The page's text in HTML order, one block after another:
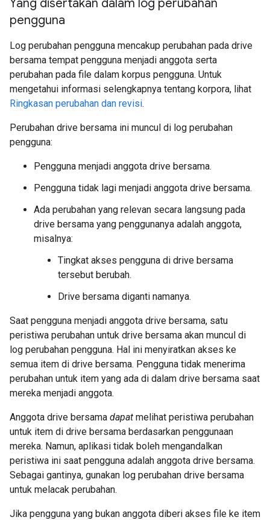
Yang disertakan dalam log perubahan
pengguna
Log perubahan pengguna mencakup perubahan pada drive
bersama tempat pengguna menjadi anggota serta
perubahan pada file dalam korpus pengguna. Untuk
mengetahui informasi selengkapnya tentang korpora, lihat
Ringkasan perubahan dan revisi.
Perubahan drive bersama ini muncul di log perubahan
pengguna:
Pengguna menjadi anggota drive bersama.
Pengguna tidak lagi menjadi anggota drive bersama.
Ada perubahan yang relevan secara langsung pada
drive bersama yang penggunanya adalah anggota,
misalnya:
Tingkat akses pengguna di drive bersama
tersebut berubah.
Drive bersama diganti namanya.
Saat pengguna menjadi anggota drive bersama, satu
peristiwa perubahan untuk drive bersama akan muncul di
log perubahan pengguna. Hal ini menyiratkan akses ke
semua item di drive bersama. Pengguna tidak menerima
perubahan untuk item yang ada di dalam drive bersama saat
mereka menjadi anggota.
Anggota drive bersama dapat melihat peristiwa perubahan
untuk item di drive bersama berdasarkan penggunaan
mereka. Namun, aplikasi tidak boleh mengandalkan
peristiwa ini saat pengguna adalah anggota drive bersama.
Sebagai gantinya, gunakan log perubahan drive bersama
untuk melacak perubahan.
Jika pengguna yang bukan anggota diberi akses file ke item